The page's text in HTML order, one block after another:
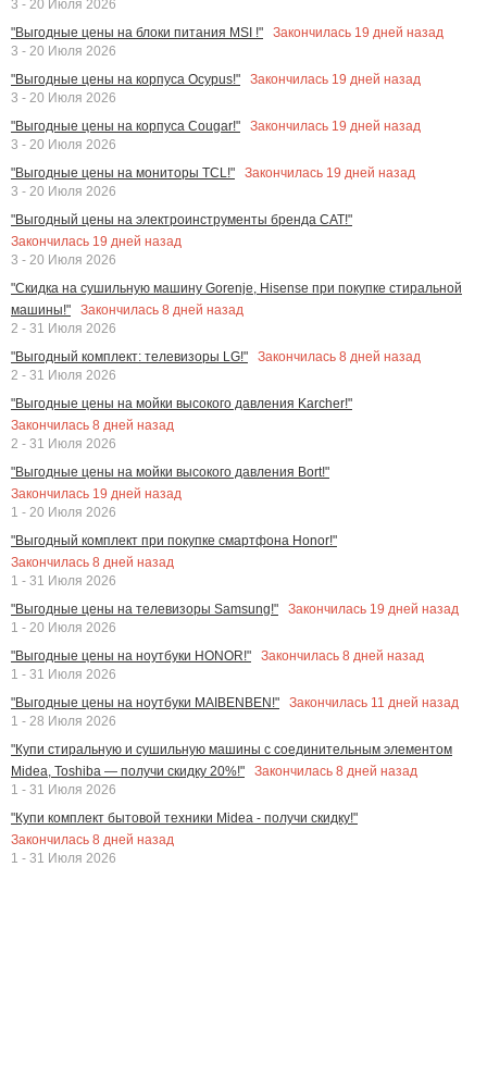
3 - 20 Июля 2026
"Выгодные цены на блоки питания MSI !"
Закончилась 19 дней назад
3 - 20 Июля 2026
"Выгодные цены на корпуса Ocypus!"
Закончилась 19 дней назад
3 - 20 Июля 2026
"Выгодные цены на корпуса Cougar!"
Закончилась 19 дней назад
3 - 20 Июля 2026
"Выгодные цены на мониторы TCL!"
Закончилась 19 дней назад
3 - 20 Июля 2026
"Выгодный цены на электроинструменты бренда CAT!"
Закончилась 19 дней назад
3 - 20 Июля 2026
"Скидка на сушильную машину Gorenje, Hisense при покупке стиральной
машины!"
Закончилась 8 дней назад
2 - 31 Июля 2026
"Выгодный комплект: телевизоры LG!"
Закончилась 8 дней назад
2 - 31 Июля 2026
"Выгодные цены на мойки высокого давления Karcher!"
Закончилась 8 дней назад
2 - 31 Июля 2026
"Выгодные цены на мойки высокого давления Bort!"
Закончилась 19 дней назад
1 - 20 Июля 2026
"Выгодный комплект при покупке смартфона Honor!"
Закончилась 8 дней назад
1 - 31 Июля 2026
"Выгодные цены на телевизоры Samsung!"
Закончилась 19 дней назад
1 - 20 Июля 2026
"Выгодные цены на ноутбуки HONOR!"
Закончилась 8 дней назад
1 - 31 Июля 2026
"Выгодные цены на ноутбуки MAIBENBEN!"
Закончилась 11 дней назад
1 - 28 Июля 2026
"Купи стиральную и сушильную машины с соединительным элементом
Midea, Toshiba — получи скидку 20%!"
Закончилась 8 дней назад
1 - 31 Июля 2026
"Купи комплект бытовой техники Midea - получи скидку!"
Закончилась 8 дней назад
1 - 31 Июля 2026